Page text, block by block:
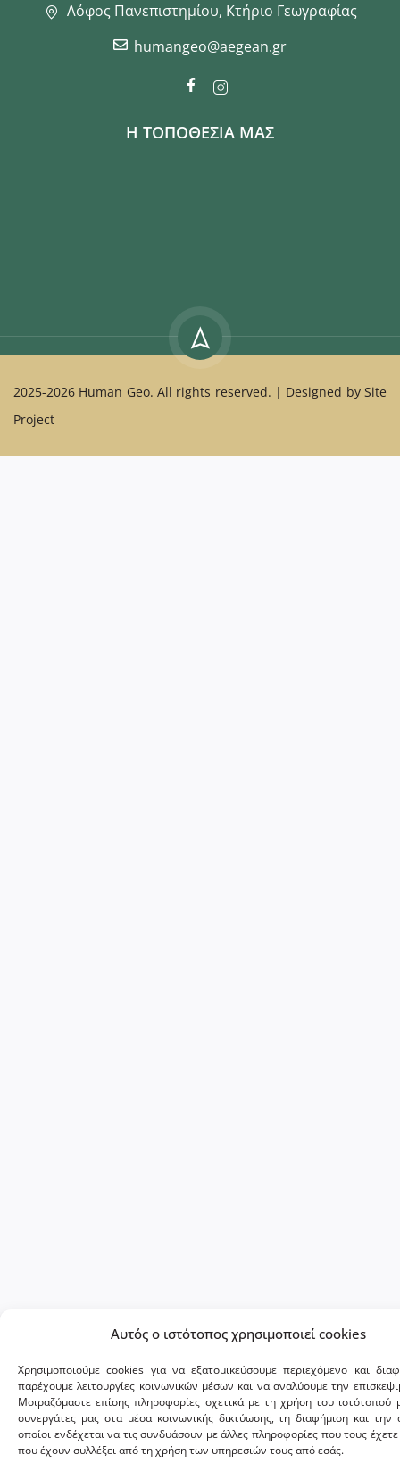
Αυτός ο ιστότοπος χρησιμοποιεί cookies
Χρησιμοποιούμε cookies για να εξατομικεύσουμε περιεχόμενο και
παρέχουμε λειτουργίες κοινωνικών μέσων και να αναλύουμε την
Μοιραζόμαστε επίσης πληροφορίες σχετικά με τη χρήση του ιστότοπού
συνεργάτες μας στα μέσα κοινωνικής δικτύωσης, τη διαφήμιση και την
οποίοι ενδέχεται να τις συνδυάσουν με άλλες πληροφορίες που τους
που έχουν συλλέξει από τη χρήση των υπηρεσιών τους από εσάς.
Λόφος Πανεπιστημίου, Κτήριο Γεωγραφίας
humangeo@aegean.gr
Η ΤΟΠΟΘΕΣΙΑ ΜΑΣ
2025-2026 Human Geo. All rights reserved. | Designed bySite
Project